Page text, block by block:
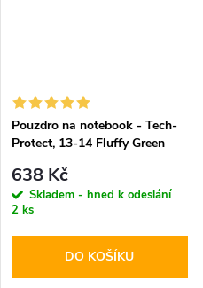
Pouzdro na notebook - Tech-
Protect, 13-14 Fluffy Green
638 Kč
Skladem - hned k odeslání
2 ks
DO KOŠÍKU